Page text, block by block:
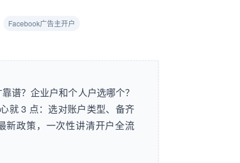
Facebook广告主开户
谱？企业户和个人户选哪个？
就 3 点：选对账户类型、备齐
新政策，一次性讲清开户全流